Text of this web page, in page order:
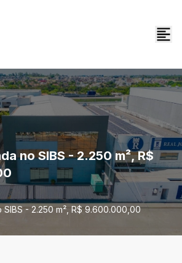
no SIBS - 2.250 m², R$
- 2.250 m², R$ 9.600.000,00